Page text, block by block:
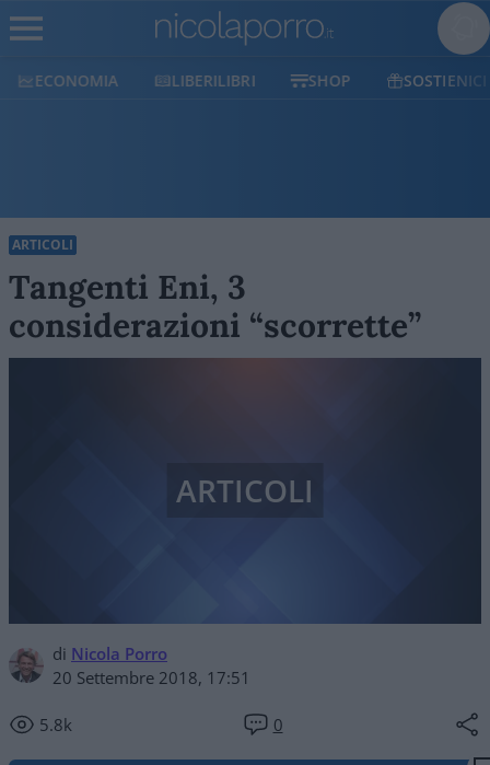
ECONOMIA LIBERILIBRI SHOP SOSTIENICI
ARTICOLI
Tangenti Eni, 3
considerazioni “scorrette”
di Nicola Porro
20 Settembre 2018, 17:51
5.8k 0
ARTICOLI